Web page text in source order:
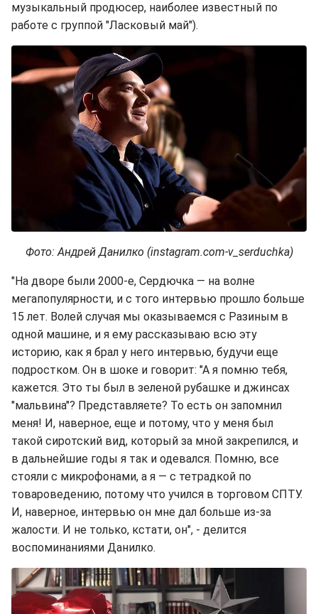
музыкальный продюсер, наиболее известный по
работе с группой "Ласковый май").
Фото: Андрей Данилко (instagram.com-v_serduchka)
"На дворе были 2000-е, Сердючка — на волне
мегапопулярности, и с того интервью прошло больше
15 лет. Волей случая мы оказываемся с Разиным в
одной машине, и я ему рассказываю всю эту
историю, как я брал у него интервью, будучи еще
подростком. Он в шоке и говорит: "А я помню тебя,
кажется. Это ты был в зеленой рубашке и джинсах
"мальвина"? Представляете? То есть он запомнил
меня! И, наверное, еще и потому, что у меня был
такой сиротский вид, который за мной закрепился, и
в дальнейшие годы я так и одевался. Помню, все
стояли с микрофонами, а я — с тетрадкой по
товароведению, потому что учился в торговом СПТУ.
И, наверное, интервью он мне дал больше из-за
жалости. И не только, кстати, он", - делится
воспоминаниями Данилко.